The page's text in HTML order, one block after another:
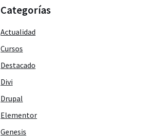
Categorías
Actualidad
Cursos
Destacado
Divi
Drupal
Elementor
Genesis